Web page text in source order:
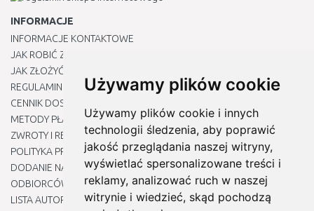
Używamy plików cookie
Używamy plików cookie i innych
technologii śledzenia, aby poprawić
jakość przeglądania naszej witryny,
wyświetlać spersonalizowane treści i
reklamy, analizować ruch w naszej
witrynie i wiedzieć, skąd pochodzą
INFORMACJE
INFORMACJE KONTAKTOWE
JAK ROBIĆ ZAKUPY ?
JAK ZŁOŻYĆ REKLAMACJĘ
REGULAMIN
CENNIK DOSTAWY
METODY PŁATNOŚCI
ZWROTY I REKLAMACJE PRODUKTÓW
POLITYKA PRYWATNOŚCI
DODANIE NASZYCH ADRESÓW E-MAIL DO LISTY ZAUFANYCH
ODBIORCÓW
LISTA AUTORYZOWANYCH CENTRÓW SERWISOWYCH